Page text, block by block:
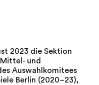
2023 die Sektion
und
Auswahlkomitees
Berlin (2020–23),